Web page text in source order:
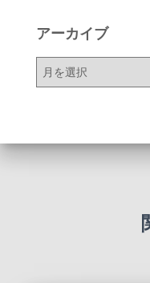
アーカイブ
ア